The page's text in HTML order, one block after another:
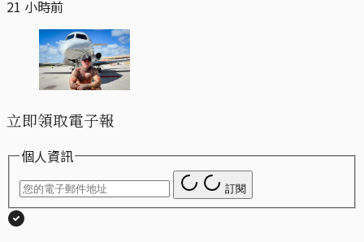
21 小時前
立即領取電子報
個人資訊
訂閱